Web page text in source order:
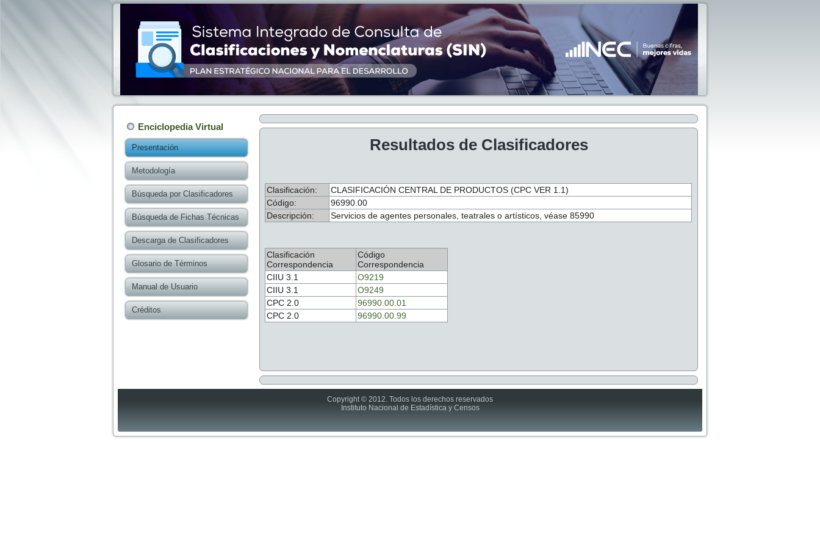
Enciclopedia Virtual
Presentación
Metodología
Búsqueda por Clasificadores
Búsqueda de Fichas Técnicas
Descarga de Clasificadores
Glosario de Términos
Manual de Usuario
Créditos
Resultados de Clasificadores
Clasificación:
CLASIFICACIÓN CENTRAL DE PRODUCTOS (CPC VER 1.1)
Código:
96990.00
Descripción:
Servicios de agentes personales, teatrales o artísticos, véase 85990
Clasificación
Correspondencia
Código
Correspondencia
CIIU 3.1
O9219
CIIU 3.1
O9249
CPC 2.0
96990.00.01
CPC 2.0
96990.00.99
Copyright © 2012. Todos los derechos reservados
Instituto Nacional de Estadística y Censos